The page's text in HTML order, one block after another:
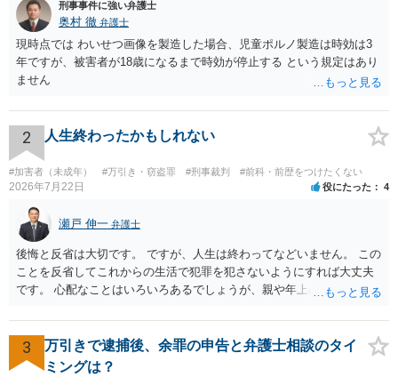
刑事事件に強い弁護士
奥村 徹 弁護士
現時点では わいせつ画像を製造した場合、児童ポルノ製造は時効は3
年ですが、被害者が18歳になるまで時効が停止する という規定はあり
ません
2 人生終わったかもしれない
#加害者（未成年） #万引き・窃盗罪 #刑事裁判 #前科・前歴をつけたくない
2026年7月22日 役にたった 4
瀬戸 伸一 弁護士
後悔と反省は大切です。 ですが、人生は終わってなどいません。 この
ことを反省してこれからの生活で犯罪を犯さないようにすれば大丈夫
です。 心配なことはいろいろあるでしょうが、親や年上の兄弟や信頼
す。
3
万引きで逮捕後、余罪の申告と弁護士相談のタイ
ミングは？